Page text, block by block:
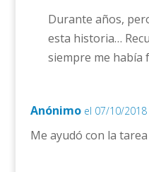
Durante años,
esta historia…
siempre me había
Anónimo el 07/10/
Me ayudó con la